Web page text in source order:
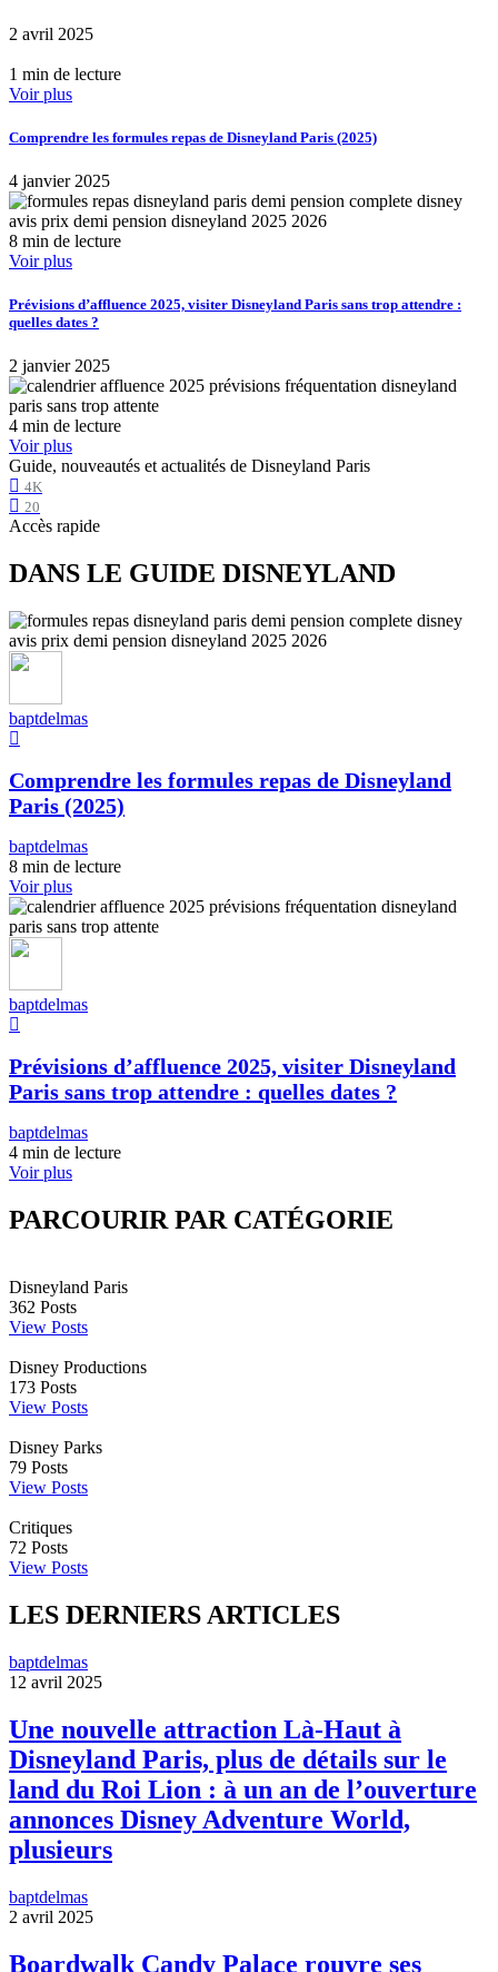
2 avril 2025
1 min de lecture
Voir plus
Comprendre les formules repas de Disneyland Paris (2025)
4 janvier 2025
8 min de lecture
Voir plus
Prévisions d’affluence 2025, visiter Disneyland Paris sans trop attendre :
quelles dates ?
2 janvier 2025
4 min de lecture
Voir plus
Guide, nouveautés et actualités de Disneyland Paris
4K
20
Accès rapide
DANS LE GUIDE DISNEYLAND
baptdelmas
Comprendre les formules repas de Disneyland
Paris (2025)
baptdelmas
8 min de lecture
Voir plus
baptdelmas
Prévisions d’affluence 2025, visiter Disneyland
Paris sans trop attendre : quelles dates ?
baptdelmas
4 min de lecture
Voir plus
PARCOURIR PAR CATÉGORIE
Disneyland Paris
362 Posts
View Posts
Disney Productions
173 Posts
View Posts
Disney Parks
79 Posts
View Posts
Critiques
72 Posts
View Posts
LES DERNIERS ARTICLES
baptdelmas
12 avril 2025
Une nouvelle attraction Là-Haut à
Disneyland Paris, plus de détails sur le
land du Roi Lion : à un an de l’ouverture
annonces Disney Adventure World,
plusieurs
baptdelmas
2 avril 2025
Boardwalk Candy Palace rouvre ses